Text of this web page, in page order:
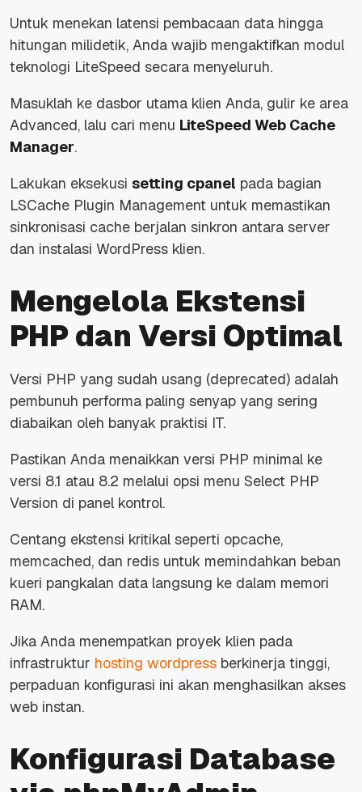
Untuk menekan latensi pembacaan data hingga
hitungan milidetik, Anda wajib mengaktifkan modul
teknologi LiteSpeed secara menyeluruh.
Masuklah ke dasbor utama klien Anda, gulir ke area
Advanced, lalu cari menu LiteSpeed Web Cache
Manager.
Lakukan eksekusi setting cpanel pada bagian
LSCache Plugin Management untuk memastikan
sinkronisasi cache berjalan sinkron antara server
dan instalasi WordPress klien.
Mengelola Ekstensi
PHP dan Versi Optimal
Versi PHP yang sudah usang (deprecated) adalah
pembunuh performa paling senyap yang sering
diabaikan oleh banyak praktisi IT.
Pastikan Anda menaikkan versi PHP minimal ke
versi 8.1 atau 8.2 melalui opsi menu Select PHP
Version di panel kontrol.
Centang ekstensi kritikal seperti opcache,
memcached, dan redis untuk memindahkan beban
kueri pangkalan data langsung ke dalam memori
RAM.
Jika Anda menempatkan proyek klien pada
infrastruktur hosting wordpress berkinerja tinggi,
perpaduan konfigurasi ini akan menghasilkan akses
web instan.
Konfigurasi Database